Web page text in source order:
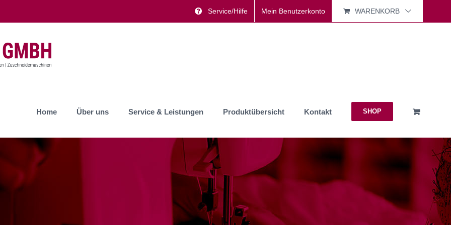
Service/Hilfe Mein Benutzerkonto WARENKORB
Home Über uns Service & Leistungen Produktübersicht Kontakt SHOP